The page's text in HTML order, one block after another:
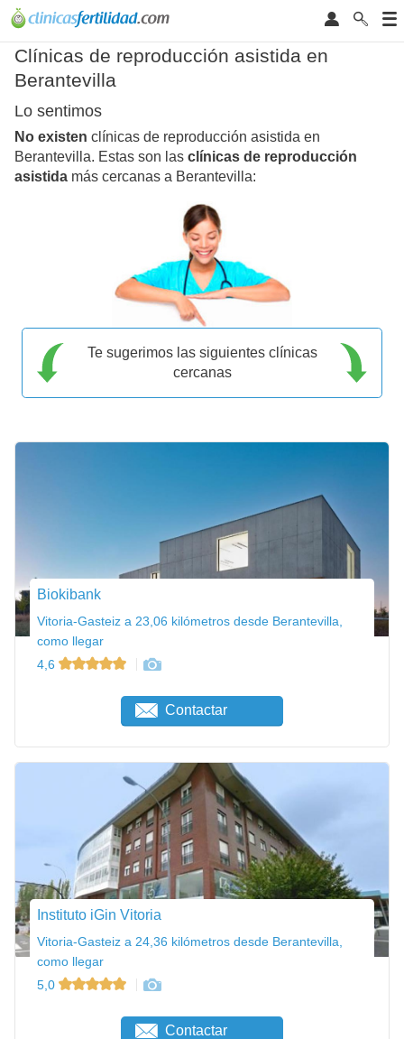
Clínicas de reproducción asistida en
Berantevilla
Lo sentimos
No existen clínicas de reproducción asistida en
Berantevilla. Estas son las clínicas de reproducción
asistida más cercanas a Berantevilla:
Te sugerimos las siguientes clínicas
cercanas
Biokibank
Vitoria-Gasteiz a 23,06 kilómetros desde Berantevilla,
como llegar
4,6
Contactar
Instituto iGin Vitoria
Vitoria-Gasteiz a 24,36 kilómetros desde Berantevilla,
como llegar
5,0
Contactar